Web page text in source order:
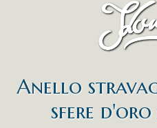
Anello
sfere